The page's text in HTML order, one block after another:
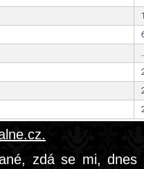
zdá se mi, dnes